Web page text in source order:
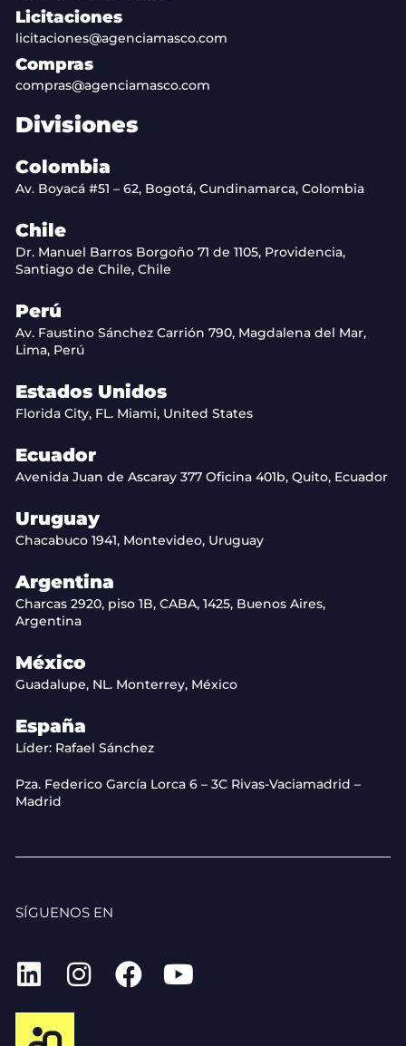
Licitaciones
licitaciones@agenciamasco.com
Compras
compras@agenciamasco.com
Divisiones
Colombia
Av. Boyacá #51 – 62, Bogotá, Cundinamarca, Colombia
Chile
Dr. Manuel Barros Borgoño 71 de 1105, Providencia,
Santiago de Chile, Chile
Perú
Av. Faustino Sánchez Carrión 790, Magdalena del Mar,
Lima, Perú
Estados Unidos
Florida City, FL. Miami, United States
Ecuador
Avenida Juan de Ascaray 377 Oficina 401b, Quito, Ecuador
Uruguay
Chacabuco 1941, Montevideo, Uruguay
Argentina
Charcas 2920, piso 1B, CABA, 1425, Buenos Aires,
Argentina
México
Guadalupe, NL. Monterrey, México
España
Líder: Rafael Sánchez
Pza. Federico García Lorca 6 – 3C Rivas-Vaciamadrid –
Madrid
SÍGUENOS EN